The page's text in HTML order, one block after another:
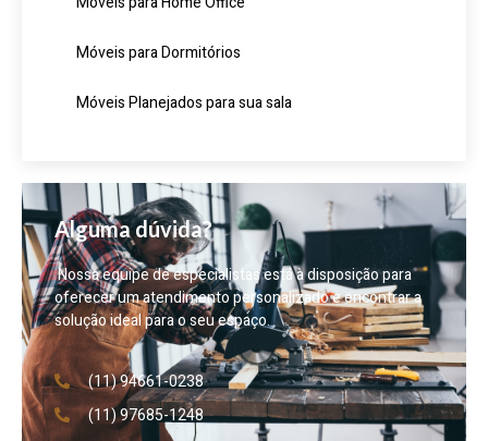
Móveis para Dormitórios
Móveis Planejados para sua sala
Alguma dúvida?
Nossa equipe de especialistas está à disposição para
oferecer um atendimento personalizado e encontrar a
solução ideal para o seu espaço.
(11) 94661-0238
(11) 97685-1248